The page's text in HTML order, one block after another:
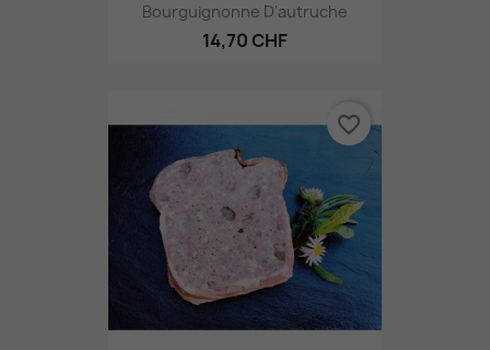
Bourguignonne D'autruche
14,70 CHF
favorite_border